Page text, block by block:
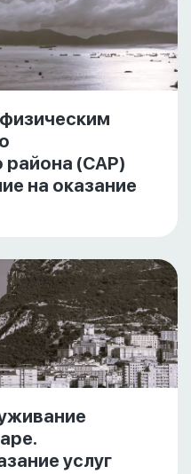
района (САР)
на оказание
услуг